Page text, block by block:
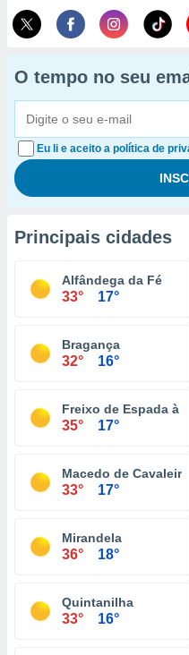
O tempo no seu
Eu li e aceito a política de
Principais cidades
Alfândega da Fé
33° 17°
Bragança
32° 16°
Freixo de Espada à
35° 17°
Macedo de Cavaleiros
33° 17°
Mirandela
36° 18°
Quintanilha
33° 16°